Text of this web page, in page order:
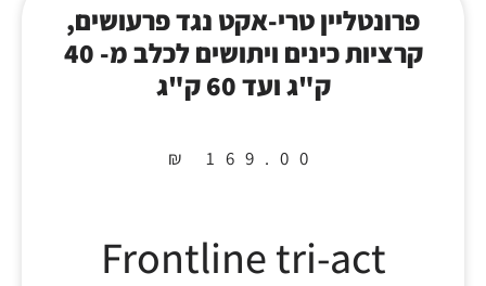
פרונטליין טרי-אקט נגד פרעושים,
קרציות כינים ויתושים לכלב מ- 40
ק"ג ועד 60 ק"ג
₪ 169.00
Frontline tri-act